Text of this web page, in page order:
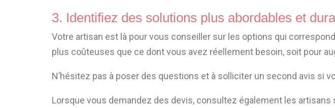
3. Identifiez des solutions plus abordables et
Votre artisan est là pour vous conseiller sur les options qui
plus coûteuses que ce dont vous avez réellement besoin, soit pour
N’hésitez pas à poser des questions et à solliciter un second avis si
Lorsque vous demandez des devis, consultez également les